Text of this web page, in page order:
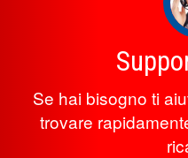
Se hai bisogno ti
trovare